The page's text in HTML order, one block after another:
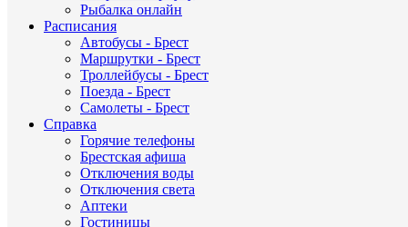
Рыбалка онлайн
Расписания
Автобусы - Брест
Маршрутки - Брест
Троллейбусы - Брест
Поезда - Брест
Самолеты - Брест
Справка
Горячие телефоны
Брестская афиша
Отключения воды
Отключения света
Аптеки
Гостиницы